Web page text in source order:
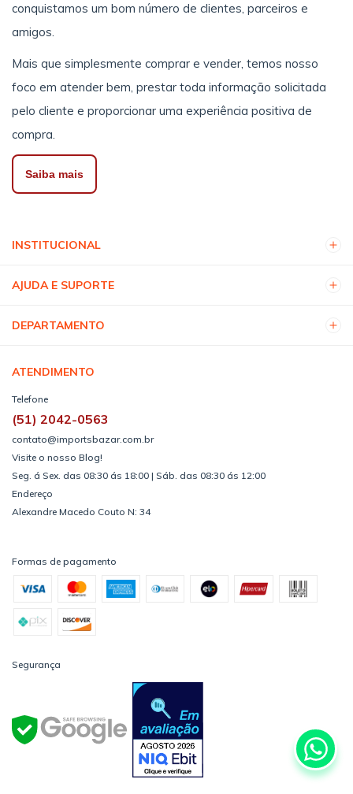
conquistamos um bom número de clientes, parceiros e
amigos.
Mais que simplesmente comprar e vender, temos nosso
foco em atender bem, prestar toda informação solicitada
pelo cliente e proporcionar uma experiência positiva de
compra.
Saiba mais
INSTITUCIONAL
AJUDA E SUPORTE
DEPARTAMENTO
ATENDIMENTO
Telefone
(51) 2042-0563
contato@importsbazar.com.br
Visite o nosso Blog!
Seg. á Sex. das 08:30 ás 18:00 | Sáb. das 08:30 ás 12:00
Endereço
Alexandre Macedo Couto N: 34
Formas de pagamento
Segurança